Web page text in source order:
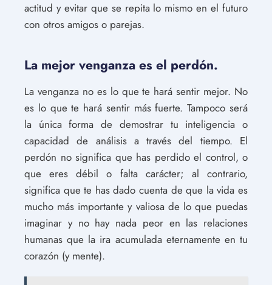
actitud y evitar que se repita lo mismo en el futuro
con otros amigos o parejas.
La mejor venganza es el perdón.
La venganza no es lo que te hará sentir mejor. No
es lo que te hará sentir más fuerte. Tampoco será
la única forma de demostrar tu inteligencia o
capacidad de análisis a través del tiempo. El
perdón no significa que has perdido el control, o
que eres débil o falta carácter; al contrario,
significa que te has dado cuenta de que la vida es
mucho más importante y valiosa de lo que puedas
imaginar y no hay nada peor en las relaciones
humanas que la ira acumulada eternamente en tu
corazón (y mente).